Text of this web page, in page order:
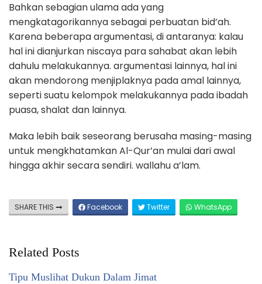
Bahkan sebagian ulama ada yang
mengkatagorikannya sebagai perbuatan bid’ah.
Karena beberapa argumentasi, di antaranya: kalau
hal ini dianjurkan niscaya para sahabat akan lebih
dahulu melakukannya. argumentasi lainnya, hal ini
akan mendorong menjiplaknya pada amal lainnya,
seperti suatu kelompok melakukannya pada ibadah
puasa, shalat dan lainnya.
Maka lebih baik seseorang berusaha masing-masing
untuk mengkhatamkan Al-Qur’an mulai dari awal
hingga akhir secara sendiri. wallahu a’lam.
SHARE THIS Facebook Twitter WhatsApp
Related Posts
Tipu Muslihat Dukun Dalam Jimat